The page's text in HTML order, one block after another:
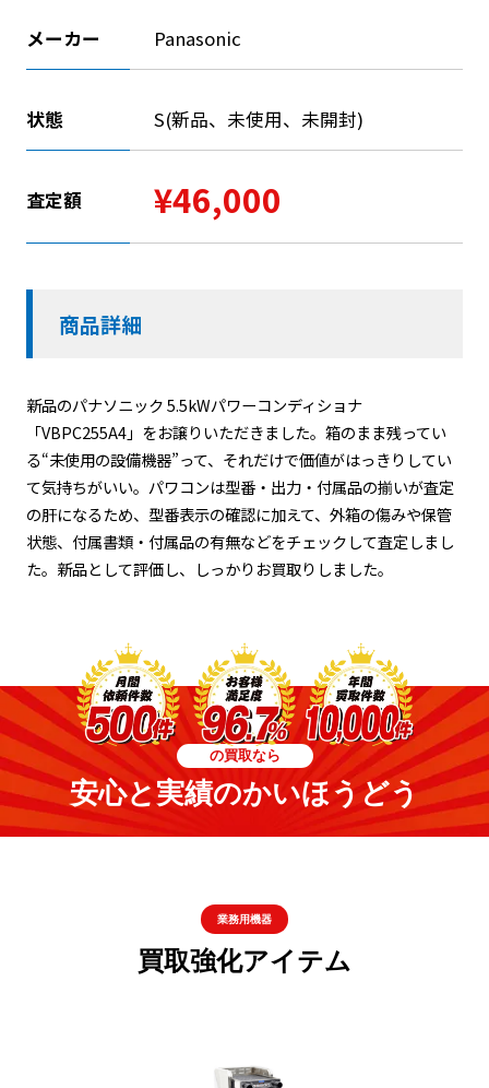
メーカー Panasonic
状態 S(新品、未使用、未開封)
査定額 ¥46,000
商品詳細
新品のパナソニック 5.5kWパワーコンディショナ
「VBPC255A4」をお譲りいただきました。箱のまま残ってい
る“未使用の設備機器”って、それだけで価値がはっきりしてい
て気持ちがいい。パワコンは型番・出力・付属品の揃いが査定
の肝になるため、型番表示の確認に加えて、外箱の傷みや保管
状態、付属書類・付属品の有無などをチェックして査定しまし
た。新品として評価し、しっかりお買取りしました。
の買取なら
安心と実績のかいほうどう
業務用機器
買取強化アイテム